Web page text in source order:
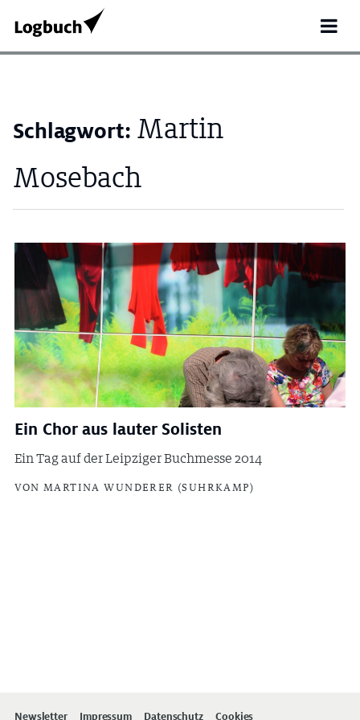
Search
Schlagwort: Martin
Mosebach
Ein Chor aus lauter Solisten
Ein Tag auf der Leipziger Buchmesse 2014
VON MARTINA WUNDERER (SUHRKAMP)
Newsletter Impressum Datenschutz Cookies